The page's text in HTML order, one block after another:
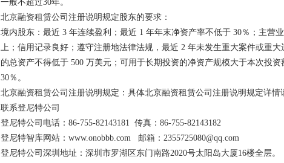
一般不超过30年。
北京融资租赁公司注册说明规定股东的要求：
境内股东：最近 3 年连续盈利；最近 1 年年末净资产率不低于 30％；主营
上；信用记录良好；遵守注册地法律法规，最近 2 年未发生重大案件或重
的总资产不得低于 500 万美元；可用于长期投资的净资产规模大于本次投
30％。
北京融资租赁公司注册说明规定：具体北京融资租赁公司注册说明规定详情
联系登尼特公司
登尼特公司电话：86-755-82143181 传真：86-755-82143182
登尼特智库网站：www.onobbb.com 邮箱：2355725080@qq.com
登尼特公司深圳地址：深圳市罗湖区东门南路2020号太阳岛大厦16楼全层。